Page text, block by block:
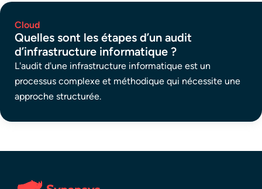
Cloud
Quelles sont les étapes d’un audit
d’infrastructure informatique ?
L'audit d'une infrastructure informatique est un
processus complexe et méthodique qui nécessite une
approche structurée.